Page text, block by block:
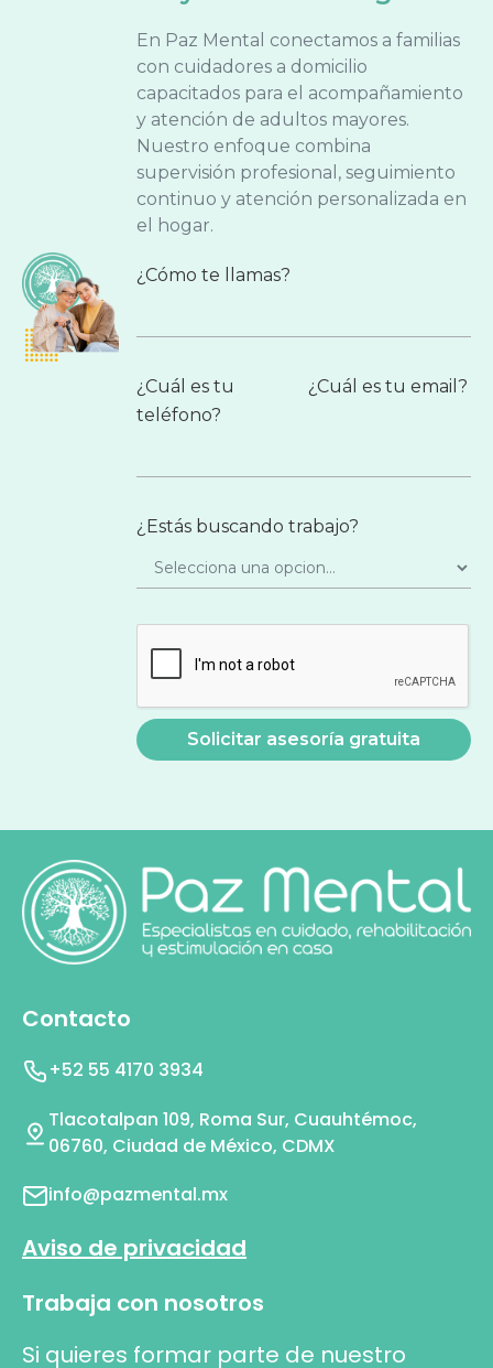
En Paz Mental conectamos a familias
con cuidadores a domicilio
capacitados para el acompañamiento
y atención de adultos mayores.
Nuestro enfoque combina
supervisión profesional, seguimiento
continuo y atención personalizada en
el hogar.
¿Cómo te llamas?
¿Cuál es tu
teléfono?
¿Cuál es tu email?
¿Estás buscando trabajo?
Contacto
+52 55 4170 3934
Tlacotalpan 109, Roma Sur, Cuauhtémoc,
06760, Ciudad de México, CDMX
info@pazmental.mx
Aviso de privacidad
Trabaja con nosotros
Si quieres formar parte de nuestro